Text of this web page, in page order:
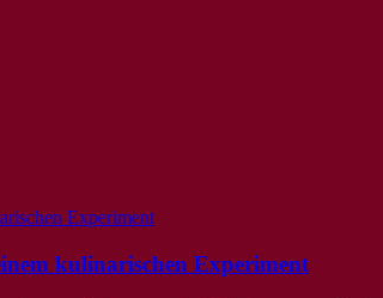
kulinarischen Experiment